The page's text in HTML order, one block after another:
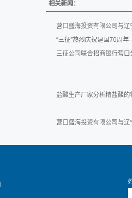
相关新闻：
营口盛海投资有限公司与
“三征”热烈庆祝建国70周
三征公司联合招商银行营
盐酸生产厂家分析精盐酸的
营口盛海投资有限公司与